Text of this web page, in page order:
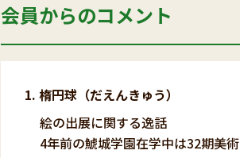
会員からのコメント
楕円球（だえんきゅう）
絵の出展に関する逸話
4年前の鯱城学園在学中は32期美